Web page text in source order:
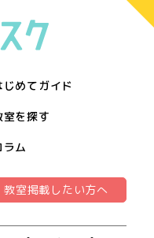
じめてガイド
室を探す
ラム
教室掲載したい方へ